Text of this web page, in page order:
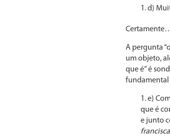
d)
Certamente…
A pergunta
um objeto,
que é” é
fundamental
e)
que é
e junto